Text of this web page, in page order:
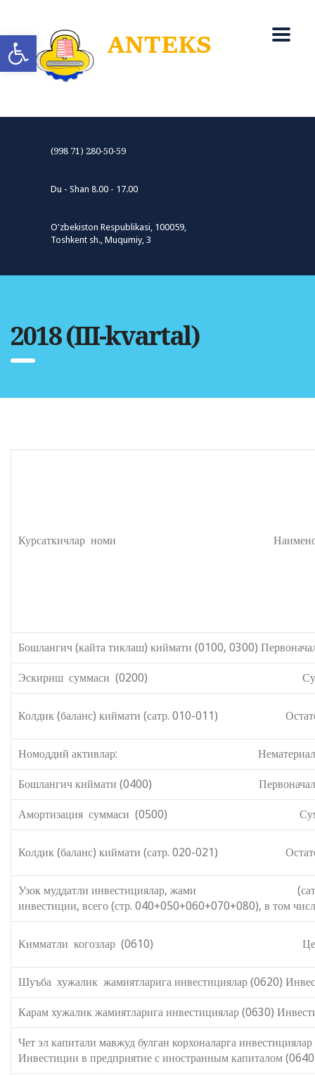
Open toolbar
(998 71) 280-50-59
Du - Shan 8.00 - 17.00
O'zbekiston Respublikasi, 100059,
Toshkent sh., Muqumiy, 3
2018 (III-kvartal)
Курсаткичлар номи Наименование
Бошлангич (кайта тиклаш) киймати (0100, 0300)
Эскириш суммаси (0200) Сумма
Колдик (баланс) киймати (сатр. 010-011)
Номоддий активлар:
Бошлангич киймати (0400) Первоначальная
Амортизация суммаси (0500) Сумма
Колдик (баланс) киймати (сатр. 020-021)
Узок муддатли инвестициялар, жами (сатр.
инвестиции, всего (стр. 040+050+060+070+080), в том
Кимматли когозлар (0610) Ценные
Шуъба хужалик жамиятларига инвестициялар (0620)
Карам хужалик жамиятларига инвестициялар (0630)
Чет эл капитали мавжуд булган
Инвестиции в предприятие с иностранным капиталом